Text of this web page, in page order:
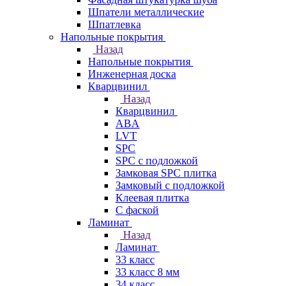
Шпатели металлические
Шпатлевка
Напольные покрытия
Назад
Напольные покрытия
Инженерная доска
Кварцвинил
Назад
Кварцвинил
ABA
LVT
SPC
SPC с подложкой
Замковая SPC плитка
Замковый с подложкой
Клеевая плитка
С фаской
Ламинат
Назад
Ламинат
33 класс
33 класс 8 мм